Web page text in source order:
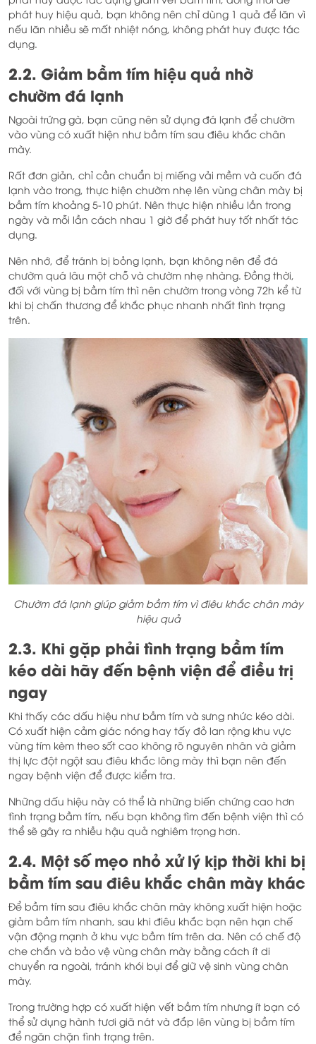
phát huy hiệu quả, bạn không nên chỉ dùng 1 quả để lăn vì
nếu lăn nhiều sẽ mất nhiệt nóng, không phát huy được tác
dụng.
2.2. Giảm bầm tím hiệu quả nhờ
chườm đá lạnh
Ngoài trứng gà, bạn cũng nên sử dụng đá lạnh để chườm
vào vùng có xuất hiện như bầm tím sau điêu khắc chân
mày.
Rất đơn giản, chỉ cần chuẩn bị miếng vải mềm và cuốn đá
lạnh vào trong, thực hiện chườm nhẹ lên vùng chân mày bị
bầm tím khoảng 5-10 phút. Nên thực hiện nhiều lần trong
ngày và mỗi lần cách nhau 1 giờ để phát huy tốt nhất tác
dụng.
Nên nhớ, để tránh bị bỏng lạnh, bạn không nên để đá
chườm quá lâu một chỗ và chườm nhẹ nhàng. Đồng thời,
đối với vùng bị bầm tím thì nên chườm trong vòng 72h kể từ
khi bị chấn thương để khắc phục nhanh nhất tình trạng
trên.
Chườm đá lạnh giúp giảm bầm tím vì điêu khắc chân mày
hiệu quả
2.3. Khi gặp phải tình trạng bầm tím
kéo dài hãy đến bệnh viện để điều trị
ngay
Khi thấy các dấu hiệu như bầm tím và sưng nhức kéo dài.
Có xuất hiện cảm giác nóng hay tấy đỏ lan rộng khu vực
vùng tím kèm theo sốt cao không rõ nguyên nhân và giảm
thị lực đột ngột sau điêu khắc lông mày thì bạn nên đến
ngay bệnh viện để được kiểm tra.
Những dấu hiệu này có thể là những biến chứng cao hơn
tình trạng bầm tím, nếu bạn không tìm đến bệnh viện thì có
thể sẽ gây ra nhiều hậu quả nghiêm trọng hơn.
2.4. Một số mẹo nhỏ xử lý kịp thời khi bị
bầm tím sau điêu khắc chân mày khác
Để bầm tím sau điêu khắc chân mày không xuất hiện hoặc
giảm bầm tím nhanh, sau khi điêu khắc bạn nên hạn chế
vận động mạnh ở khu vực bầm tím trên da. Nên có chế độ
che chắn và bảo vệ vùng chân mày bằng cách ít di
chuyển ra ngoài, tránh khói bụi để giữ vệ sinh vùng chân
mày.
Trong trường hợp có xuất hiện vết bầm tím nhưng ít bạn có
thể sử dụng hành tươi giã nát và đắp lên vùng bị bầm tím
để ngăn chặn tình trạng trên.